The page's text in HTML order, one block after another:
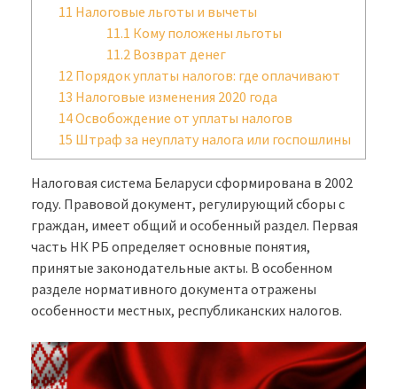
11 Налоговые льготы и вычеты
11.1 Кому положены льготы
11.2 Возврат денег
12 Порядок уплаты налогов: где оплачивают
13 Налоговые изменения 2020 года
14Освобождение от уплаты налогов
15 Штраф за неуплату налога или госпошлины
Налоговая система Беларуси сформирована в 2002
году. Правовой документ, регулирующий сборы с
граждан, имеет общий и особенный раздел. Первая
часть НК РБ определяет основные понятия,
принятые законодательные акты. В особенном
разделе нормативного документа отражены
особенности местных, республиканских налогов.